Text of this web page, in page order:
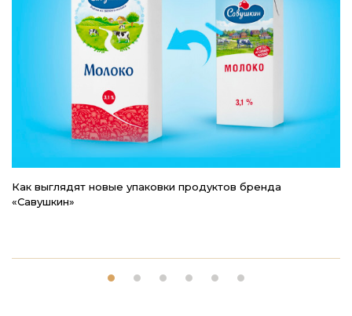
Как выглядят новые упаковки продуктов бренда
«Савушкин»